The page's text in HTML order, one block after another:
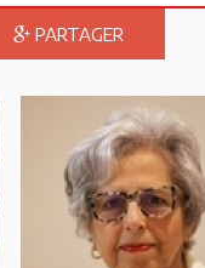
valeur
de
PARTAGER